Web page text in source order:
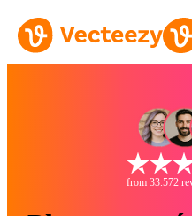
from 33.572